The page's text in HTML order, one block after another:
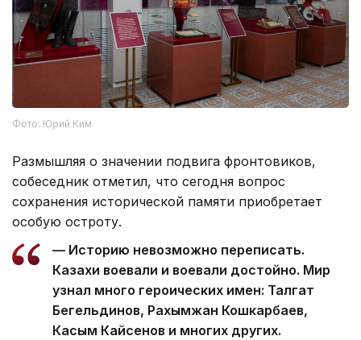
Фото: Юрий Ким
Размышляя о значении подвига фронтовиков,
собеседник отметил, что сегодня вопрос
сохранения исторической памяти приобретает
особую остроту.
— Историю невозможно переписать.
Казахи воевали и воевали достойно. Мир
узнал много героических имен: Талгат
Бегельдинов, Рахымжан Кошкарбаев,
Касым Кайсенов и многих других.